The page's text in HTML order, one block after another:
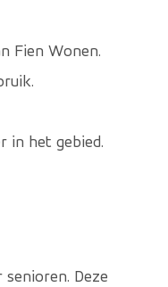
Fien Wonen.
in het gebied.
Deze